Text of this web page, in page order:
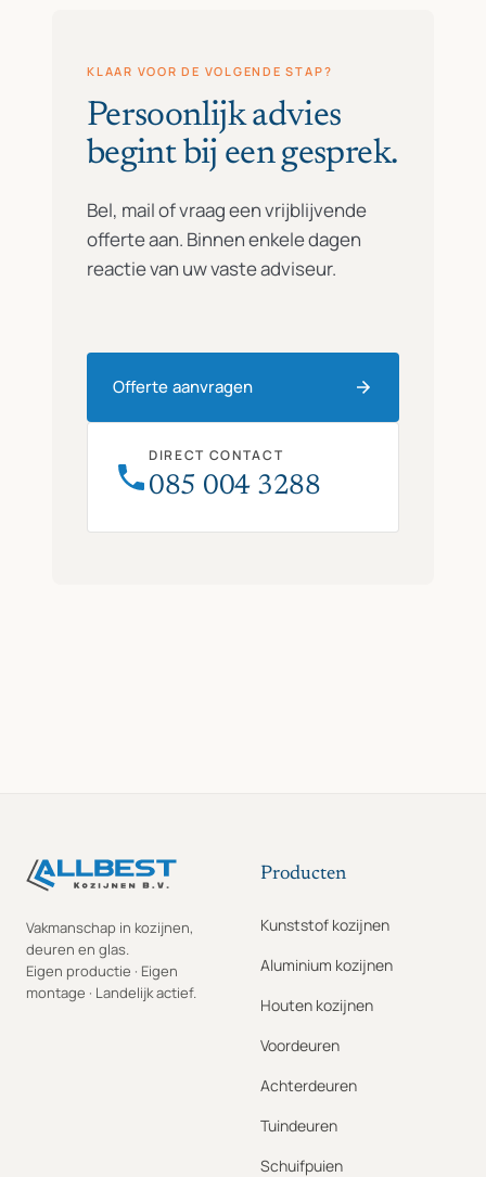
KLAAR VOOR DE VOLGENDE STAP?
Persoonlijk advies
begint bij een gesprek.
Bel, mail of vraag een vrijblijvende
offerte aan. Binnen enkele dagen
reactie van uw vaste adviseur.
Offerte aanvragen
DIRECT CONTACT
085 004 3288
Vakmanschap in kozijnen,
deuren en glas.
Eigen productie · Eigen
montage · Landelijk actief.
Producten
Kunststof kozijnen
Aluminium kozijnen
Houten kozijnen
Voordeuren
Achterdeuren
Tuindeuren
Schuifpuien